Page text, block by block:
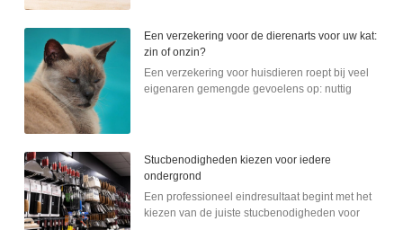
Een verzekering voor de dierenarts voor uw kat:
zin of onzin?
Een verzekering voor huisdieren roept bij veel
eigenaren gemengde gevoelens op: nuttig
Stucbenodigheden kiezen voor iedere
ondergrond
Een professioneel eindresultaat begint met het
kiezen van de juiste stucbenodigheden voor